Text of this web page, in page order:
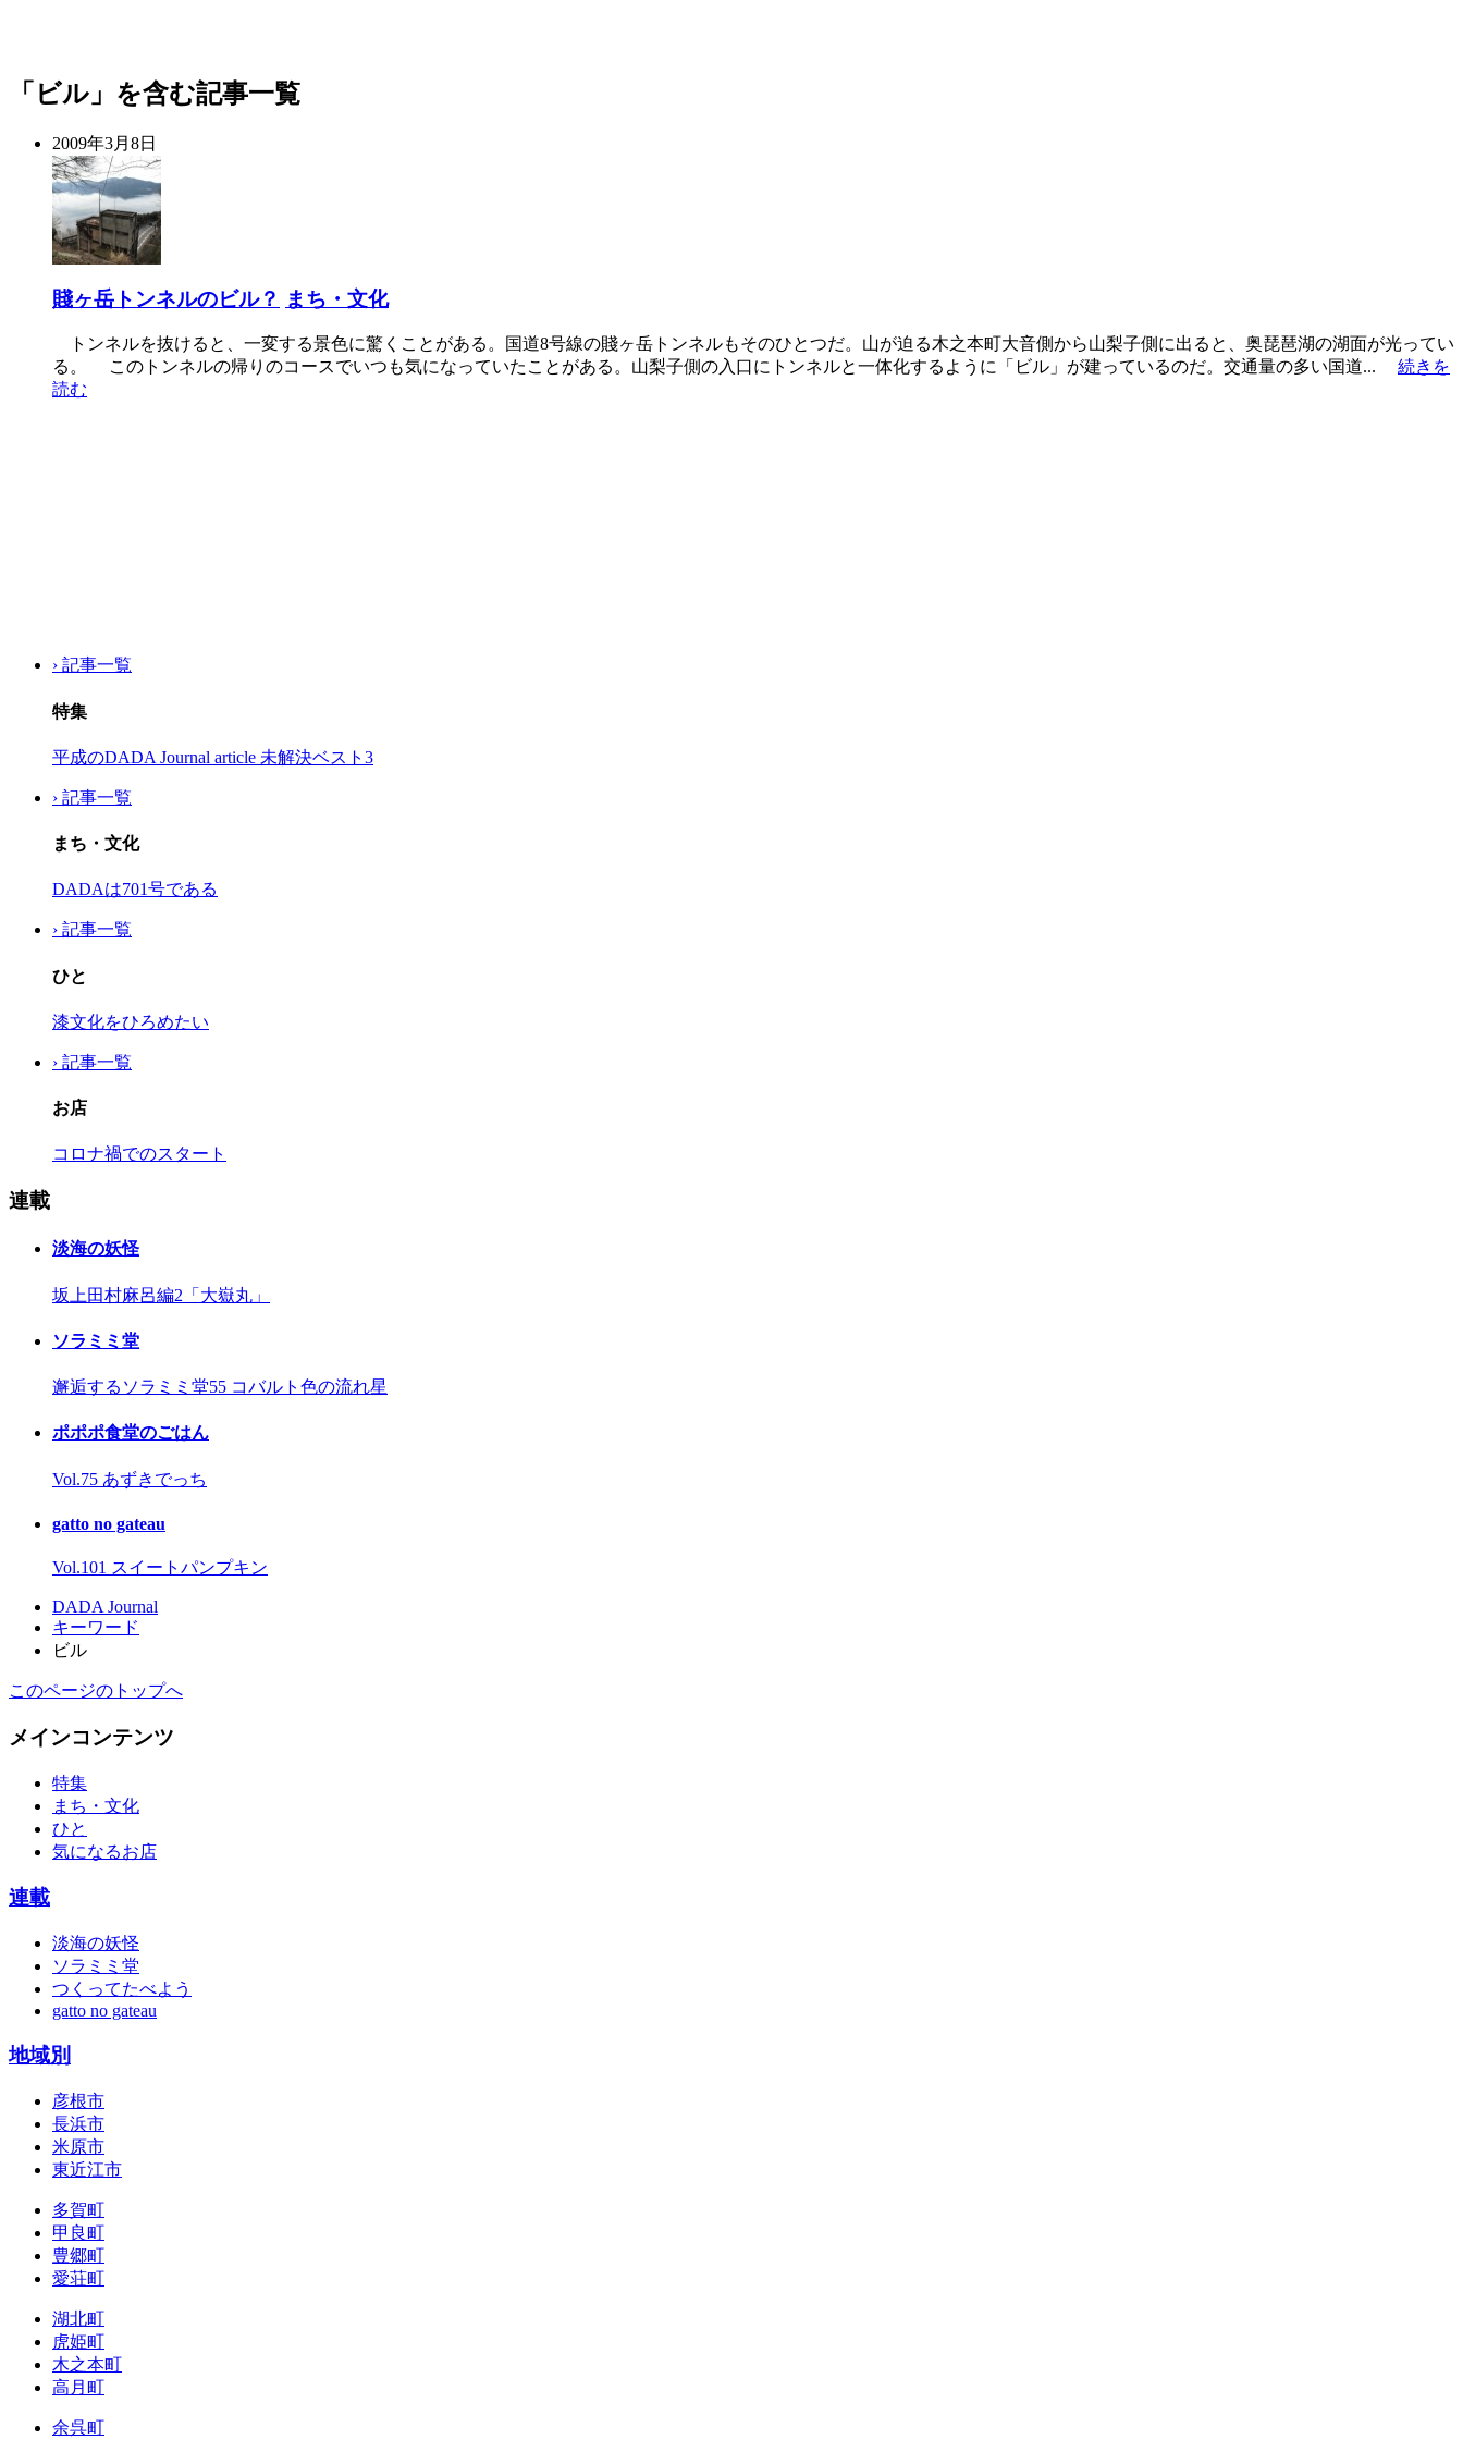
「ビル」を含む記事一覧
2009年3月8日
賤ヶ岳トンネルのビル？ まち・文化
トンネルを抜けると、一変する景色に驚くことがある。国道8号線の賤ヶ岳トンネルもそのひとつだ。山が迫る木之本町大音側から山梨子側に出ると、奥琵琶湖の湖面が光ってい
る。 このトンネルの帰りのコースでいつも気になっていたことがある。山梨子側の入口にトンネルと一体化するように「ビル」が建っているのだ。交通量の多い国道... 続きを
読む
› 記事一覧
特集
平成のDADA Journal article 未解決ベスト3
› 記事一覧
まち・文化
DADAは701号である
› 記事一覧
ひと
漆文化をひろめたい
› 記事一覧
お店
コロナ禍でのスタート
連載
淡海の妖怪
坂上田村麻呂編2「大嶽丸」
ソラミミ堂
邂逅するソラミミ堂55 コバルト色の流れ星
ポポポ食堂のごはん
Vol.75 あずきでっち
gatto no gateau
Vol.101 スイートパンプキン
DADA Journal
キーワード
ビル
このページのトップへ
メインコンテンツ
特集
まち・文化
ひと
気になるお店
連載
淡海の妖怪
ソラミミ堂
つくってたべよう
gatto no gateau
地域別
彦根市
長浜市
米原市
東近江市
多賀町
甲良町
豊郷町
愛荘町
湖北町
虎姫町
木之本町
高月町
余呉町